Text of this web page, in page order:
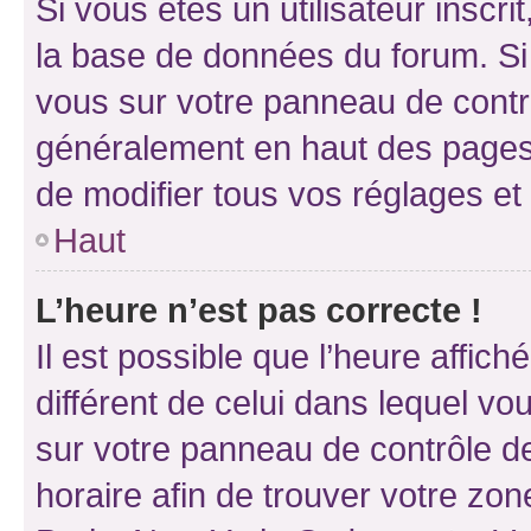
Si vous êtes un utilisateur
la base de données du forum.
vous sur votre panneau de
généralement en haut des
de modifier tous vos réglages
Haut
L’heure n’est pas correcte !
Il est possible que l’heure
différent de celui dans lequel
sur votre panneau de contrôle
horaire afin de trouver votre